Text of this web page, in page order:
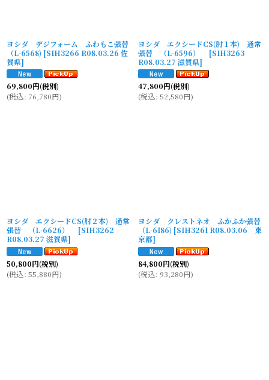
ヨシダ デジフォーム ふわもこ張替
（L-6568) [SIH3266 R08.03.26 佐
賀県]
69,800円(税別)
(税込: 76,780円)
ヨシダ エクシードCS(肘１本) 通常
張替 （L-6596）
[SIH3263
R08.03.27 滋賀県]
47,800円(税別)
(税込: 52,580円)
ヨシダ エクシードCS(肘２本) 通常
張替 （L-6626）
[SIH3262
R08.03.27 滋賀県]
50,800円(税別)
(税込: 55,880円)
ヨシダ クレストネオ ふかふか張替
（L-6186) [SIH3261 R08.03.06 東
京都]
84,800円(税別)
(税込: 93,280円)